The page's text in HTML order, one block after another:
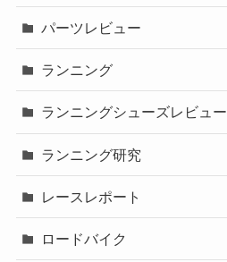
パーツレビュー
ランニング
ランニングシューズレビュー
ランニング研究
レースレポート
ロードバイク